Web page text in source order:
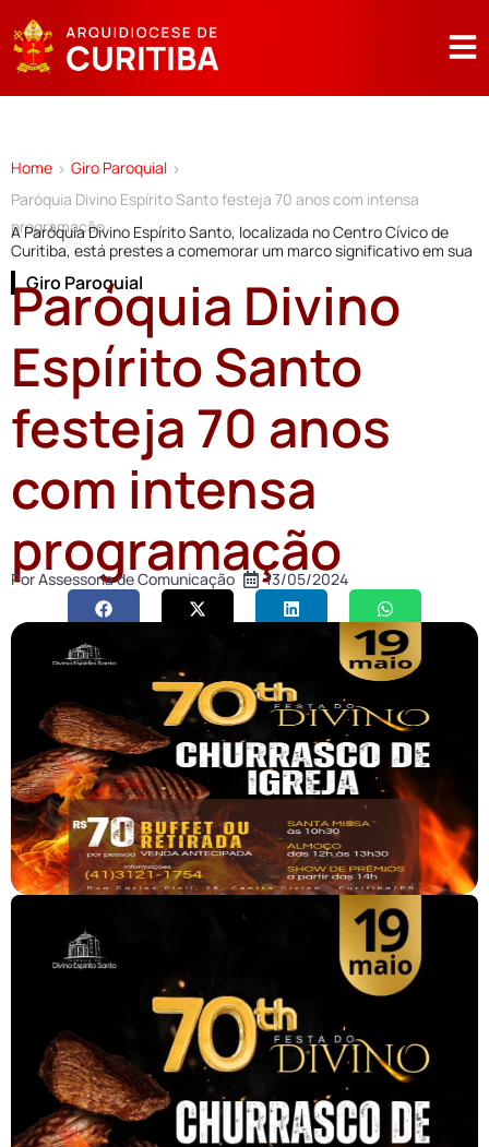
Home > Giro Paroquial >
Paróquia Divino Espírito Santo festeja 70 anos com intensa
programação
A Paróquia Divino Espírito Santo, localizada no Centro Cívico de
Curitiba, está prestes a comemorar um marco significativo em sua
Giro Paroquial
Paróquia Divino
Espírito Santo
festeja 70 anos
com intensa
programação
PorAssessoria de Comunicação 13/05/2024